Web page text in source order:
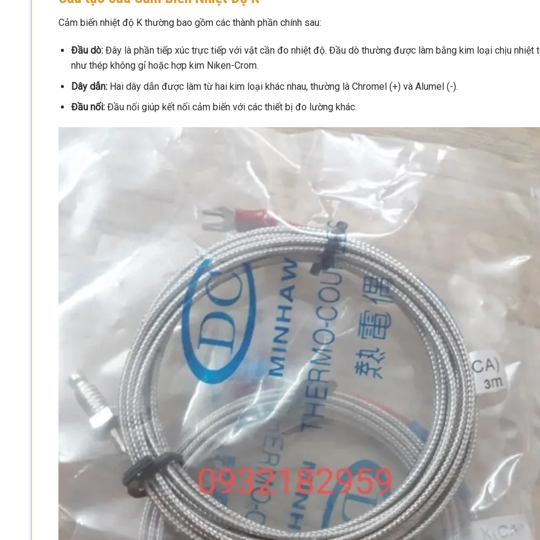
Cảm biến nhiệt độ K thường bao gồm các thành phần chính sau:
Đầu dò:Đây là phần tiếp xúc trực tiếp với vật cần đo nhiệt độ. Đầu dò thường được làm bằng kim loại chịu nhiệt
như thép không gỉ hoặc hợp kim Niken-Crom.
Dây dẫn:Hai dây dẫn được làm từ hai kim loại khác nhau, thường là Chromel (+) và Alumel (-).
Đầu nối:Đầu nối giúp kết nối cảm biến với các thiết bị đo lường khác.